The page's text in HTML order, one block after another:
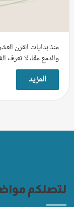
منذ بدايات القرن
والدمع معًا، لا تعرف
المزيد
لتصلكم